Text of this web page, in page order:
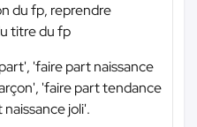
du fp, reprendre
titre du fp
'faire part naissance
'faire part tendance
joli'.